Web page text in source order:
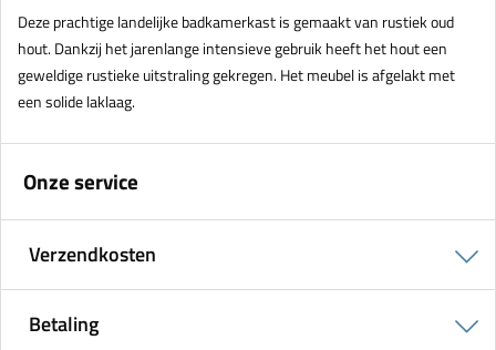
Deze prachtige landelijke badkamerkast is gemaakt van rustiek oud
hout. Dankzij het jarenlange intensieve gebruik heeft het hout een
geweldige rustieke uitstraling gekregen. Het meubel is afgelakt met
een solide laklaag.
Onze service
Verzendkosten
Betaling